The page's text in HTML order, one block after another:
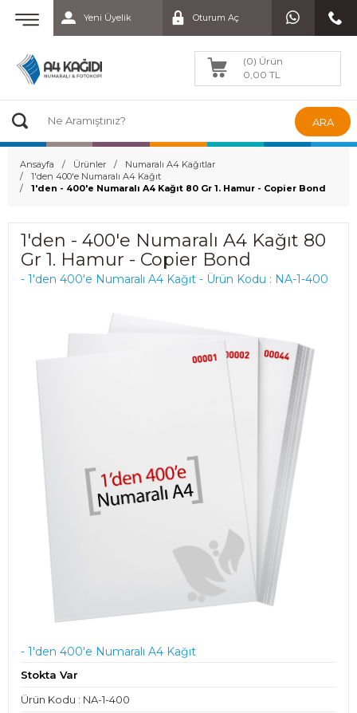
Yeni Üyelik Oturum Aç
(0) Ürün
0,00 TL
ARA
Ansayfa Ürünler
Numaralı A4 Kağıtlar
1'den 400'e Numaralı A4 Kağıt
1'den - 400'e Numaralı A4 Kağıt 80 Gr 1. Hamur - Copier Bond
1'den - 400'e Numaralı A4 Kağıt 80
Gr 1. Hamur - Copier Bond
- 1'den 400'e Numaralı A4 Kağıt - Ürün Kodu : NA-1-400
- 1'den 400'e Numaralı A4 Kağıt
Stokta Var
Ürün Kodu : NA-1-400